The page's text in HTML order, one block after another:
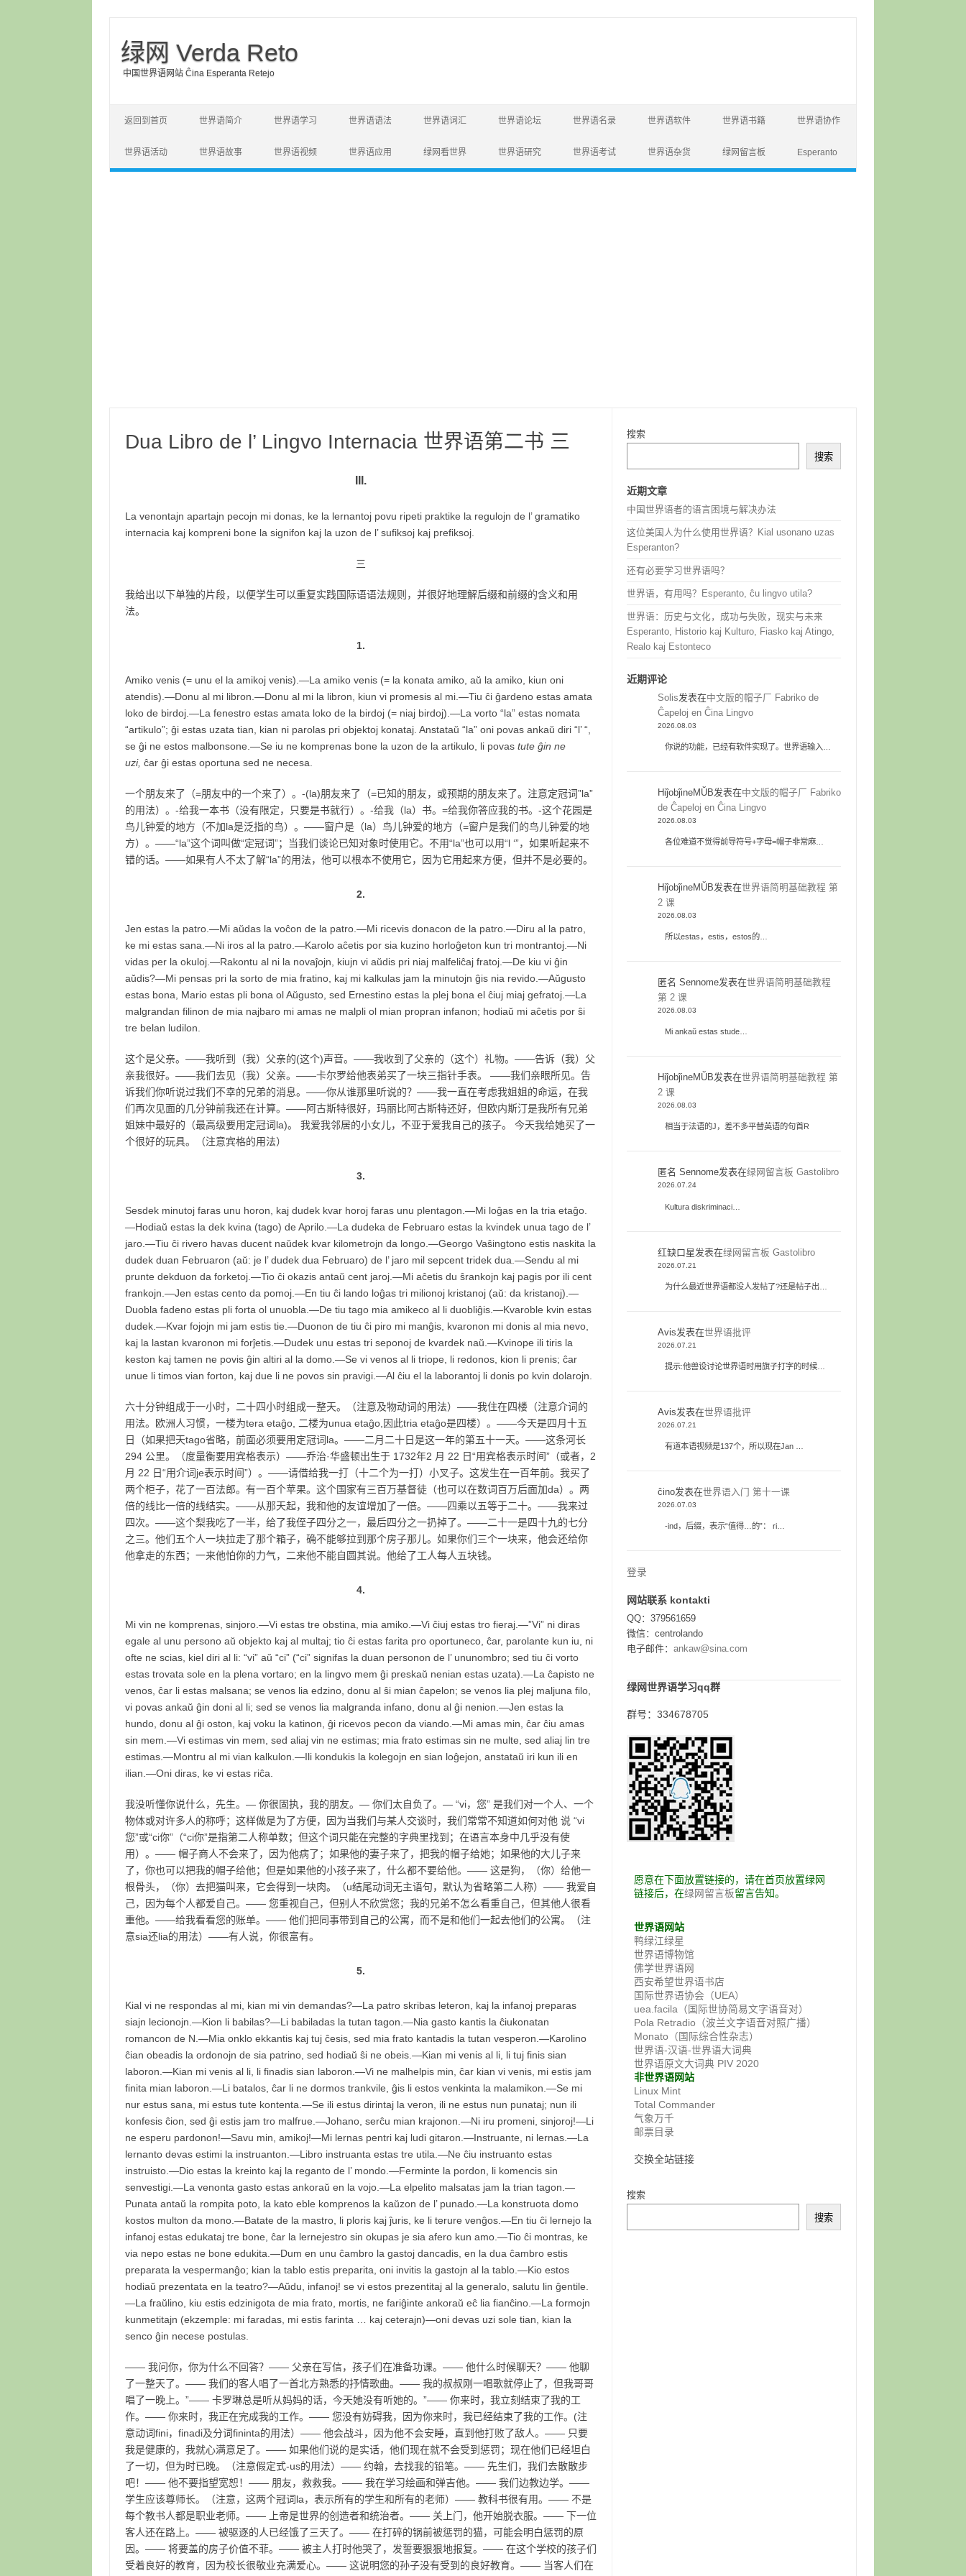
绿网 Verda Reto
中国世界语网站 Ĉina Esperanta Retejo
返回到首页 世界语简介 世界语学习 世界语语法 世界语词汇 世界语论坛 世界语名录 世界语软件 世界语书籍 世界语协作
世界语活动 世界语故事 世界语视频 世界语应用 绿网看世界 世界语研究 世界语考试 世界语杂货 绿网留言板 Esperanto
Dua Libro de l’ Lingvo Internacia 世界语第二书 三
III.
La venontajn apartajn pecojn mi donas, ke la lernantoj povu ripeti praktike la regulojn de l’ gramatiko
internacia kaj kompreni bone la signifon kaj la uzon de l’ sufiksoj kaj prefiksoj.
三
我给出以下单独的片段，以便学生可以重复实践国际语语法规则，并很好地理解后缀和前缀的含义和用
法。
1.
Amiko venis (= unu el la amikoj venis).—La amiko venis (= la konata amiko, aŭ la amiko, kiun oni
atendis).—Donu al mi libron.—Donu al mi la libron, kiun vi promesis al mi.—Tiu ĉi ĝardeno estas amata
loko de birdoj.—La fenestro estas amata loko de la birdoj (= niaj birdoj).—La vorto “la” estas nomata
“artikulo”; ĝi estas uzata tian, kian ni parolas pri objektoj konataj. Anstataŭ “la” oni povas ankaŭ diri “l’ “,
se ĝi ne estos malbonsone.—Se iu ne komprenas bone la uzon de la artikulo, li povas tute ĝin ne
uzi, ĉar ĝi estas oportuna sed ne necesa.
一个朋友来了（=朋友中的一个来了）。-(la)朋友来了（=已知的朋友，或预期的朋友来了。注意定冠词”la”
的用法）。-给我一本书（没有限定，只要是书就行）。-给我（la）书。=给我你答应我的书。-这个花园是
鸟儿钟爱的地方（不加la是泛指的鸟）。——窗户是（la）鸟儿钟爱的地方（=窗户是我们的鸟儿钟爱的地
方）。——“la”这个词叫做“定冠词”；当我们谈论已知对象时使用它。不用“la”也可以用“l ‘”，如果听起来不
错的话。——如果有人不太了解“la”的用法，他可以根本不使用它，因为它用起来方便，但并不是必要的。
2.
Jen estas la patro.—Mi aŭdas la voĉon de la patro.—Mi ricevis donacon de la patro.—Diru al la patro,
ke mi estas sana.—Ni iros al la patro.—Karolo aĉetis por sia kuzino horloĝeton kun tri montrantoj.—Ni
vidas per la okuloj.—Rakontu al ni la novaĵojn, kiujn vi aŭdis pri niaj malfeliĉaj fratoj.—De kiu vi ĝin
aŭdis?—Mi pensas pri la sorto de mia fratino, kaj mi kalkulas jam la minutojn ĝis nia revido.—Aŭgusto
estas bona, Mario estas pli bona ol Aŭgusto, sed Ernestino estas la plej bona el ĉiuj miaj gefratoj.—La
malgrandan filinon de mia najbaro mi amas ne malpli ol mian propran infanon; hodiaŭ mi aĉetis por ŝi
tre belan ludilon.
这个是父亲。——我听到（我）父亲的(这个)声音。——我收到了父亲的（这个）礼物。——告诉（我）父
亲我很好。——我们去见（我）父亲。——卡尔罗给他表弟买了一块三指针手表。 ——我们亲眼所见。告
诉我们你听说过我们不幸的兄弟的消息。——你从谁那里听说的？——我一直在考虑我姐姐的命运，在我
们再次见面的几分钟前我还在计算。——阿古斯特很好，玛丽比阿古斯特还好，但欧内斯汀是我所有兄弟
姐妹中最好的（最高级要用定冠词la)。 我爱我邻居的小女儿，不亚于爱我自己的孩子。 今天我给她买了一
个很好的玩具。（注意宾格的用法）
3.
Sesdek minutoj faras unu horon, kaj dudek kvar horoj faras unu plentagon.—Mi loĝas en la tria etaĝo.
—Hodiaŭ estas la dek kvina (tago) de Aprilo.—La dudeka de Februaro estas la kvindek unua tago de l’
jaro.—Tiu ĉi rivero havas ducent naŭdek kvar kilometrojn da longo.—Georgo Vaŝingtono estis naskita la
dudek duan Februaron (aŭ: je l’ dudek dua Februaro) de l’ jaro mil sepcent tridek dua.—Sendu al mi
prunte dekduon da forketoj.—Tio ĉi okazis antaŭ cent jaroj.—Mi aĉetis du ŝrankojn kaj pagis por ili cent
frankojn.—Jen estas cento da pomoj.—En tiu ĉi lando loĝas tri milionoj kristanoj (aŭ: da kristanoj).—
Duobla fadeno estas pli forta ol unuobla.—De tiu tago mia amikeco al li duobliĝis.—Kvaroble kvin estas
dudek.—Kvar fojojn mi jam estis tie.—Duonon de tiu ĉi piro mi manĝis, kvaronon mi donis al mia nevo,
kaj la lastan kvaronon mi forĵetis.—Dudek unu estas tri seponoj de kvardek naŭ.—Kvinope ili tiris la
keston kaj tamen ne povis ĝin altiri al la domo.—Se vi venos al li triope, li redonos, kion li prenis; ĉar
unue li timos vian forton, kaj due li ne povos sin pravigi.—Al ĉiu el la laborantoj li donis po kvin dolarojn.
六十分钟组成于一小时，二十四小时组成一整天。（注意及物动词的用法）——我住在四楼（注意介词的
用法。欧洲人习惯，一楼为tera etaĝo, 二楼为unua etaĝo,因此tria etaĝo是四楼）。——今天是四月十五
日（如果把天tago省略，前面必须要用定冠词la。——二月二十日是这一年的第五十一天。——这条河长
294 公里。（度量衡要用宾格表示）——乔治·华盛顿出生于 1732年2 月 22 日“用宾格表示时间”（或者，2
月 22 日“用介词je表示时间”）。——请借给我一打（十二个为一打）小叉子。这发生在一百年前。我买了
两个柜子，花了一百法郎。有一百个苹果。这个国家有三百万基督徒（也可以在数词百万后面加da）。两
倍的线比一倍的线结实。——从那天起，我和他的友谊增加了一倍。——四乘以五等于二十。——我来过
四次。——这个梨我吃了一半，给了我侄子四分之一，最后四分之一扔掉了。——二十一是四十九的七分
之三。他们五个人一块拉走了那个箱子，确不能够拉到那个房子那儿。如果你们三个一块来，他会还给你
他拿走的东西；一来他怕你的力气，二来他不能自圆其说。他给了工人每人五块钱。
4.
Mi vin ne komprenas, sinjoro.—Vi estas tre obstina, mia amiko.—Vi ĉiuj estas tro fieraj.—”Vi” ni diras
egale al unu persono aŭ objekto kaj al multaj; tio ĉi estas farita pro oportuneco, ĉar, parolante kun iu, ni
ofte ne scias, kiel diri al li: “vi” aŭ “ci” (“ci” signifas la duan personon de l’ ununombro; sed tiu ĉi vorto
estas trovata sole en la plena vortaro; en la lingvo mem ĝi preskaŭ nenian estas uzata).—La ĉapisto ne
venos, ĉar li estas malsana; se venos lia edzino, donu al ŝi mian ĉapelon; se venos lia plej maljuna filo,
vi povas ankaŭ ĝin doni al li; sed se venos lia malgranda infano, donu al ĝi nenion.—Jen estas la
hundo, donu al ĝi oston, kaj voku la katinon, ĝi ricevos pecon da viando.—Mi amas min, ĉar ĉiu amas
sin mem.—Vi estimas vin mem, sed aliaj vin ne estimas; mia frato estimas sin ne multe, sed aliaj lin tre
estimas.—Montru al mi vian kalkulon.—Ili kondukis la kolegojn en sian loĝejon, anstataŭ iri kun ili en
ilian.—Oni diras, ke vi estas riĉa.
我没听懂你说什么，先生。— 你很固执，我的朋友。— 你们太自负了。— “vi，您” 是我们对一个人、一个
物体或对许多人的称呼；这样做是为了方便，因为当我们与某人交谈时，我们常常不知道如何对他 说 “vi
您”或“ci你”（“ci你”是指第二人称单数；但这个词只能在完整的字典里找到；在语言本身中几乎没有使
用）。—— 帽子商人不会来了，因为他病了；如果他的妻子来了，把我的帽子给她；如果他的大儿子来
了，你也可以把我的帽子给他；但是如果他的小孩子来了，什么都不要给他。—— 这是狗，（你）给他一
根骨头，（你）去把猫叫来，它会得到一块肉。（u结尾动词无主语句，默认为省略第二人称）—— 我爱自
己，因为每个人都爱自己。—— 您重视自己，但别人不欣赏您；我的兄弟不怎么看重自己，但其他人很看
重他。——给我看看您的账单。—— 他们把同事带到自己的公寓，而不是和他们一起去他们的公寓。（注
意sia还lia的用法）——有人说，你很富有。
5.
Kial vi ne respondas al mi, kian mi vin demandas?—La patro skribas leteron, kaj la infanoj preparas
siajn lecionojn.—Kion li babilas?—Li babiladas la tutan tagon.—Nia gasto kantis la ĉiukonatan
romancon de N.—Mia onklo ekkantis kaj tuj ĉesis, sed mia frato kantadis la tutan vesperon.—Karolino
ĉian obeadis la ordonojn de sia patrino, sed hodiaŭ ŝi ne obeis.—Kian mi venis al li, li tuj finis sian
laboron.—Kian mi venis al li, li finadis sian laboron.—Vi ne malhelpis min, ĉar kian vi venis, mi estis jam
finita mian laboron.—Li batalos, ĉar li ne dormos trankvile, ĝis li estos venkinta la malamikon.—Se mi
nur estus sana, mi estus tute kontenta.—Se ili estus dirintaj la veron, ili ne estus nun punataj; nun ili
konfesis ĉion, sed ĝi estis jam tro malfrue.—Johano, serĉu mian krajonon.—Ni iru promeni, sinjoroj!—Li
ne esperu pardonon!—Savu min, amikoj!—Mi lernas pentri kaj ludi gitaron.—Instruante, ni lernas.—La
lernanto devas estimi la instruanton.—Libro instruanta estas tre utila.—Ne ĉiu instruanto estas
instruisto.—Dio estas la kreinto kaj la reganto de l’ mondo.—Ferminte la pordon, li komencis sin
senvestigi.—La venonta gasto estas ankoraŭ en la vojo.—La elpelito malsatas jam la trian tagon.—
Punata antaŭ la rompita poto, la kato eble komprenos la kaŭzon de l’ punado.—La konstruota domo
kostos multon da mono.—Batate de la mastro, li ploris kaj ĵuris, ke li terure venĝos.—En tiu ĉi lernejo la
infanoj estas edukataj tre bone, ĉar la lernejestro sin okupas je sia afero kun amo.—Tio ĉi montras, ke
via nepo estas ne bone edukita.—Dum en unu ĉambro la gastoj dancadis, en la dua ĉambro estis
preparata la vespermanĝo; kian la tablo estis preparita, oni invitis la gastojn al la tablo.—Kio estos
hodiaŭ prezentata en la teatro?—Aŭdu, infanoj! se vi estos prezentitaj al la generalo, salutu lin ĝentile.
—La fraŭlino, kiu estis edzinigota de mia frato, mortis, ne fariĝinte ankoraŭ eĉ lia fianĉino.—La formojn
kunmetitajn (ekzemple: mi faradas, mi estis farinta … kaj ceterajn)—oni devas uzi sole tian, kian la
senco ĝin necese postulas.
—— 我问你，你为什么不回答？—— 父亲在写信，孩子们在准备功课。—— 他什么时候聊天？—— 他聊
了一整天了。—— 我们的客人唱了一首北方熟悉的抒情歌曲。—— 我的叔叔刚一唱歌就停止了，但我哥哥
唱了一晚上。”—— 卡罗琳总是听从妈妈的话，今天她没有听她的。”—— 你来时，我立刻结束了我的工
作。—— 你来时，我正在完成我的工作。—— 您没有妨碍我，因为你来时，我已经结束了我的工作。(注
意动词fini，finadi及分词fininta的用法）—— 他会战斗，因为他不会安睡，直到他打败了敌人。—— 只要
我是健康的，我就心满意足了。—— 如果他们说的是实话，他们现在就不会受到惩罚；现在他们已经坦白
了一切，但为时已晚。（注意假定式-us的用法）—— 约翰，去找我的铅笔。—— 先生们，我们去散散步
吧！—— 他不要指望宽恕！—— 朋友，救救我。—— 我在学习绘画和弹吉他。—— 我们边教边学。——
学生应该尊师长。（注意，这两个冠词la，表示所有的学生和所有的老师）—— 教科书很有用。—— 不是
每个教书人都是职业老师。—— 上帝是世界的创造者和统治者。—— 关上门，他开始脱衣服。—— 下一位
客人还在路上。—— 被驱逐的人已经饿了三天了。—— 在打碎的锅前被惩罚的猫，可能会明白惩罚的原
因。—— 将要盖的房子价值不菲。—— 被主人打时他哭了，发誓要狠狠地报复。—— 在这个学校的孩子们
受着良好的教育，因为校长很敬业充满爱心。—— 这说明您的孙子没有受到的良好教育。—— 当客人们在
搜索
搜索
近期文章
中国世界语者的语言困境与解决办法
这位美国人为什么使用世界语？Kial usonano uzas
Esperanton?
还有必要学习世界语吗？
世界语，有用吗？Esperanto, ĉu lingvo utila?
世界语：历史与文化，成功与失败，现实与未来
Esperanto, Historio kaj Kulturo, Fiasko kaj Atingo,
Realo kaj Estonteco
近期评论
Solis发表在中文版的帽子厂 Fabriko de
Ĉapeloj en Ĉina Lingvo
2026.08.03
你说的功能，已经有软件实现了。世界语输入…
HiĵobĵineMŬB发表在中文版的帽子厂 Fabriko
de Ĉapeloj en Ĉina Lingvo
2026.08.03
各位难道不觉得前导符号+字母=帽子非常麻…
HiĵobĵineMŬB发表在世界语简明基础教程 第
2 课
2026.08.03
所以estas，estis，estos的…
匿名 Sennome发表在世界语简明基础教程
第 2 课
2026.08.03
Mi ankaŭ estas stude…
HiĵobĵineMŬB发表在世界语简明基础教程 第
2 课
2026.08.03
相当于法语的J，差不多平替英语的句首R
匿名 Sennome发表在绿网留言板 Gastolibro
2026.07.24
Kultura diskriminaci…
红缺口星发表在绿网留言板 Gastolibro
2026.07.21
为什么最近世界语都没人发帖了?还是帖子出…
Avis发表在世界语批评
2026.07.21
提示:他兽设讨论世界语时用旗子打字的时候…
Avis发表在世界语批评
2026.07.21
有道本语视频是137个，所以现在Jan …
ĉino发表在世界语入门 第十一课
2026.07.03
-ind，后缀，表示“值得…的”： ri…
登录
网站联系 kontakti
QQ：379561659
微信：centrolando
电子邮件：ankaw@sina.com
绿网世界语学习qq群
群号：334678705
愿意在下面放置链接的，请在首页放置绿网
链接后，在绿网留言板留言告知。
世界语网站
鸭绿江绿星
世界语博物馆
佛学世界语网
西安希望世界语书店
国际世界语协会（UEA）
uea.facila（国际世协简易文字语音对）
Pola Retradio（波兰文字语音对照广播）
Monato（国际综合性杂志）
世界语-汉语-世界语大词典
世界语原文大词典 PIV 2020
非世界语网站
Linux Mint
Total Commander
气象万千
邮票目录
交换全站链接
搜索
搜索